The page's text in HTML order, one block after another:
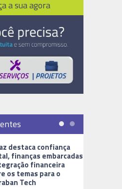
a sua agora
destaca confiança
finanças embarcadas
financeira
os temas para o
Tech